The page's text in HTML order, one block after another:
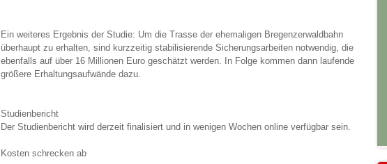
Ein weiteres Ergebnis der Studie: Um die Trasse der ehemaligen Bregenzerwaldbahn
überhaupt zu erhalten, sind kurzzeitig stabilisierende Sicherungsarbeiten notwendig, die
ebenfalls auf über 16 Millionen Euro geschätzt werden. In Folge kommen dann laufende
größere Erhaltungsaufwände dazu.
Studienbericht
Der Studienbericht wird derzeit finalisiert und in wenigen Wochen online verfügbar sein.
Kosten schrecken ab